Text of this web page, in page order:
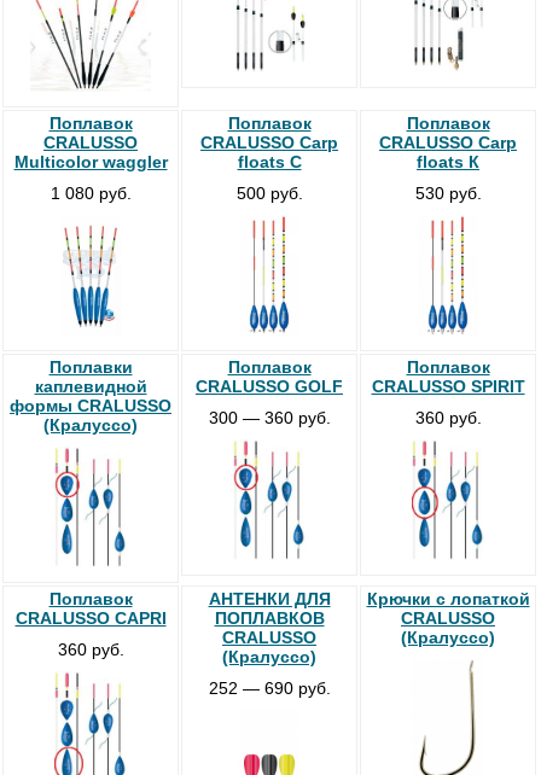
Поплавок
CRALUSSO
Multicolor waggler
1 080 руб.
Поплавок
CRALUSSO Carp
floats С
500 руб.
Поплавок
CRALUSSO Carp
floats К
530 руб.
Поплавки
каплевидной
формы CRALUSSO
(Кралуссо)
Поплавок
CRALUSSO GOLF
300 — 360 руб.
Поплавок
CRALUSSO SPIRIT
360 руб.
Поплавок
CRALUSSO CAPRI
360 руб.
АНТЕНКИ ДЛЯ
ПОПЛАВКОВ
CRALUSSO
(Кралуссо)
252 — 690 руб.
Крючки с лопаткой
CRALUSSO
(Кралуссо)